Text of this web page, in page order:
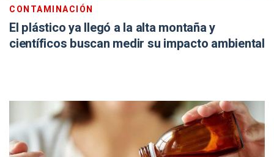
CONTAMINACIÓN
El plástico ya llegó a la alta montaña y
científicos buscan medir su impacto ambiental